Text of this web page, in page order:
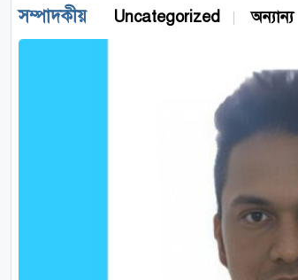
সম্পাদকীয় Uncategorized অন্যান্য